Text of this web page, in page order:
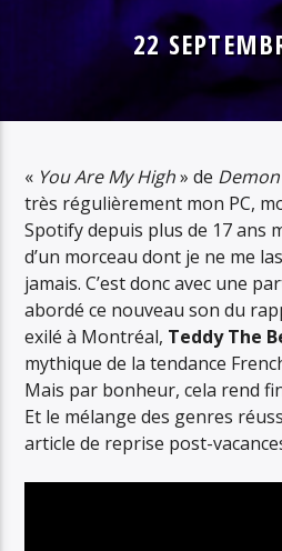
BIG DREAMS
22
« You Are My High» de Demon
très régulièrement mon PC,
Spotify depuis plus de 17 ans
d’un morceau dont je ne me
jamais. C’est donc avec une
abordé ce nouveau son du
exilé à Montréal, Teddy The
mythique de la tendance
Mais par bonheur, cela rend
Et le mélange des genres
article de reprise post-